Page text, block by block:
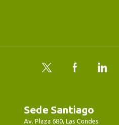
Twitter Facebook
Sede Santiago
Av. Plaza 680, Las Condes